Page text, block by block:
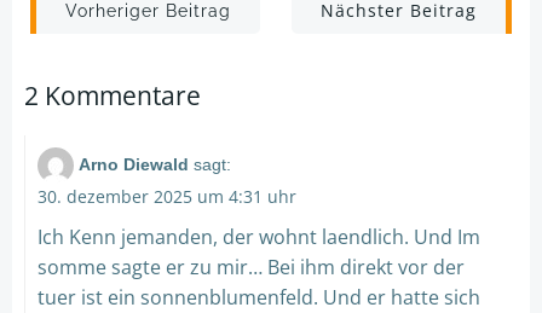
Post
navigation
Vorheriger Beitrag
Post
Nächster Beitrag
2 Kommentare
Arno Diewald sagt:
30. dezember 2025 um 4:31 uhr
Ich Kenn jemanden, der wohnt laendlich. Und Im
somme sagte er zu mir… Bei ihm direkt vor der
tuer ist ein sonnenblumenfeld. Und er hatte sich